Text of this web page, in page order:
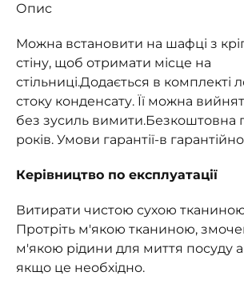
Опис
Можна встановити на шафці з
стіну, щоб отримати місце на
стільниці.Додається в комплекті
стоку конденсату. Її можна
без зусиль вимити.Безкоштовна
років. Умови гарантії-в
Керівництво по експлуатації
Витирати чистою сухою
Протріть м'якою тканиною,
м'якою рідини для миття посуду
якщо це необхідно.